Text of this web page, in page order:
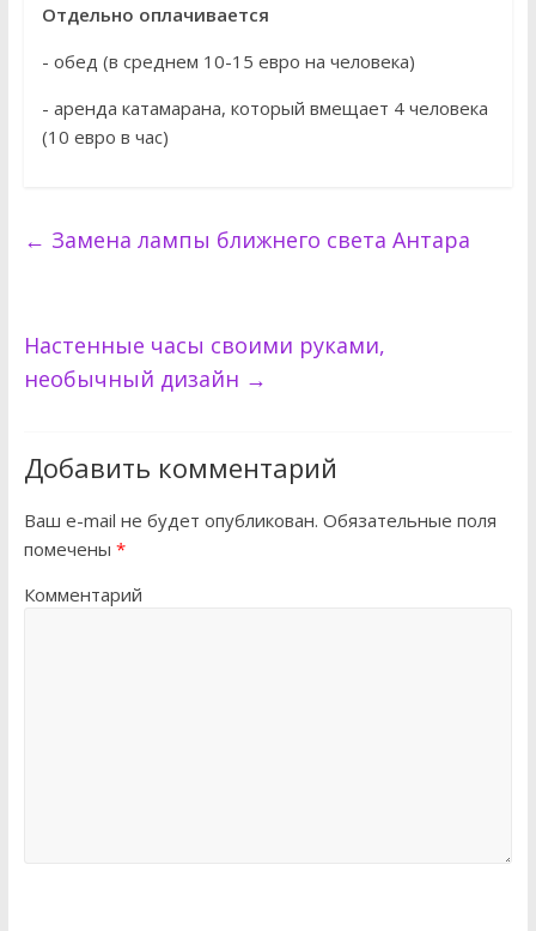
Отдельно оплачивается
- обед (в среднем 10-15 евро на человека)
- аренда катамарана, который вмещает 4 человека
(10 евро в час)
← Замена лампы ближнего света Антара
Настенные часы своими руками,
необычный дизайн →
Добавить комментарий
Ваш e-mail не будет опубликован. Обязательные поля
помечены *
Комментарий